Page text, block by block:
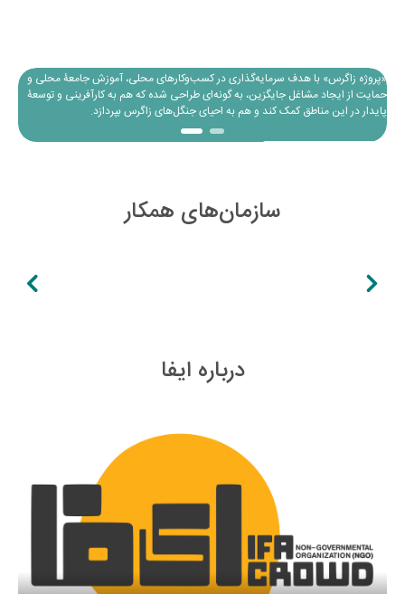
«پروژه زاگرس» با هدف سرمایه‌گذاری در کسب‌وکارهای محلی، آموزش جامعۀ محلی و
حمایت از ایجاد مشاغل جایگزین، به گونه‌ای طراحی شده که هم به کارآفرینی و توسعۀ
پایدار در این مناطق کمک کند و هم به احیای جنگل‌های زاگرس بپردازد.
سازمان‌های همکار
درباره ایفا